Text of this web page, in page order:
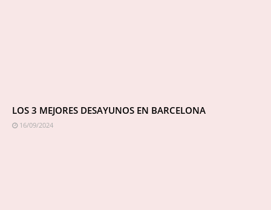
LOS 3 MEJORES DESAYUNOS EN BARCELONA
16/09/2024